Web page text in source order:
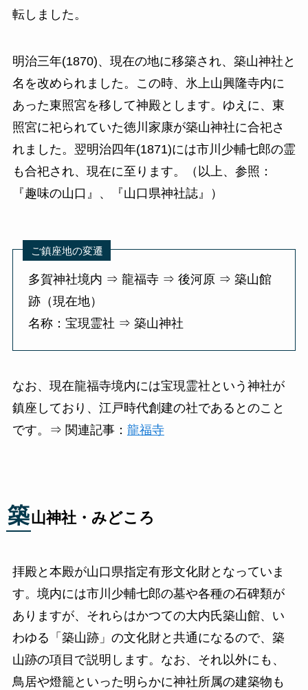
転しました。
明治三年(1870)、現在の地に移築され、築山神社と
名を改められました。この時、氷上山興隆寺内に
あった東照宮を移して神殿とします。ゆえに、東
照宮に祀られていた徳川家康が築山神社に合祀さ
れました。翌明治四年(1871)には市川少輔七郎の霊
も合祀され、現在に至ります。（以上、参照：
『趣味の山口』、『山口県神社誌』）
ご鎮座地の変遷
多賀神社境内 ⇒ 龍福寺 ⇒ 後河原 ⇒ 築山館
跡（現在地）
名称：宝現霊社 ⇒ 築山神社
なお、現在龍福寺境内には宝現霊社という神社が
鎮座しており、江戸時代創建の社であるとのこと
です。⇒ 関連記事： 龍福寺
築山神社・みどころ
拝殿と本殿が山口県指定有形文化財となっていま
す。境内には市川少輔七郎の墓や各種の石碑類が
ありますが、それらはかつての大内氏築山館、い
わゆる「築山跡」の文化財と共通になるので、築
山跡の項目で説明します。なお、それ以外にも、
鳥居や燈籠といった明らかに神社所属の建築物も